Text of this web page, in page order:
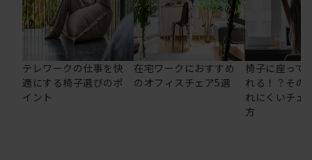
テレワークの仕事を快
適にする椅子選びのポ
イント
在宅ワークにおすすめ
のオフィスチェア5選
椅子に座って
れる！？その
れにくいチェ
方